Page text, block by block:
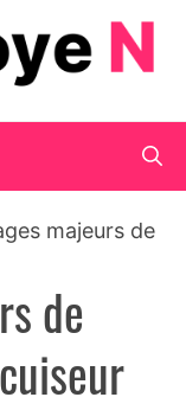
majeurs de
de